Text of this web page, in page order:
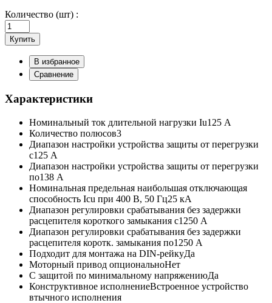
Количество (шт) :
Купить
В избранное
Сравнение
Характеристики
Номинальный ток длительной нагрузки Iu125 А
Количество полюсов3
Диапазон настройки устройства защиты от перегрузки
с125 А
Диапазон настройки устройства защиты от перегрузки
по138 А
Номинальная предельная наибольшая отключающая
способность Icu при 400 В, 50 Гц25 кА
Диапазон регулировки срабатывания без задержки
расцепителя короткого замыкания с1250 А
Диапазон регулировки срабатывания без задержки
расцепителя коротк. замыкания по1250 А
Подходит для монтажа на DIN-рейкуДа
Моторный привод опциональноНет
С защитой по минимальному напряжениюДа
Конструктивное исполнениеВстроенное устройство
втычного исполнения